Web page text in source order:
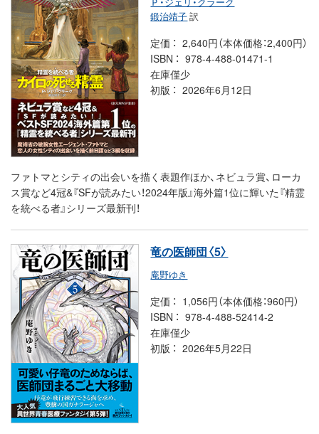
鍛治靖子訳
定価
2,640円（本体価格：2,400円）
ISBN
978-4-488-01471-1
在庫僅少
初版
2026年6月12日
ファトマとシティの出会いを描く表題作ほか、ネビュラ賞、ローカ
ス賞など4冠&『SFが読みたい！2024年版』海外篇1位に輝いた『精霊
を統べる者』シリーズ最新刊！
竜の医師団〈5〉
庵野ゆき
定価
1,056円（本体価格：960円）
ISBN
978-4-488-52414-2
在庫僅少
初版
2026年5月22日